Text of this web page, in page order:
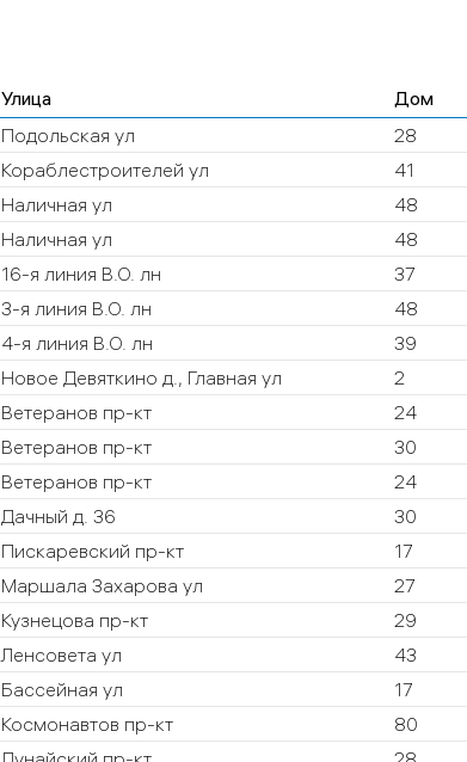
Улица Дом
Подольская ул 28
Кораблестроителей ул 41
Наличная ул 48
Наличная ул 48
16-я линия В.О. лн 37
3-я линия В.О. лн 48
4-я линия В.О. лн 39
Новое Девяткино д., Главная ул 2
Ветеранов пр-кт 24
Ветеранов пр-кт 30
Ветеранов пр-кт 24
Дачный д. 36 30
Пискаревский пр-кт 17
Маршала Захарова ул 27
Кузнецова пр-кт 29
Ленсовета ул 43
Бассейная ул 17
Космонавтов пр-кт 80